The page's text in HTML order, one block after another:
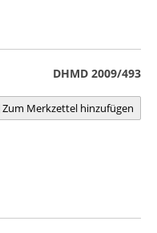
DHMD 2009/493
Zum Merkzettel hinzufügen